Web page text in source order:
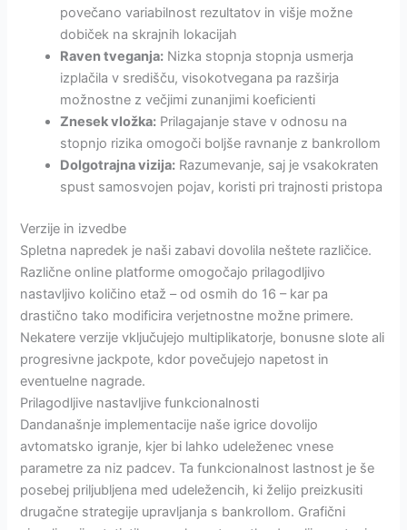
povečano variabilnost rezultatov in višje možne
dobiček na skrajnih lokacijah
Raven tveganja: Nizka stopnja stopnja usmerja
izplačila v središču, visokotvegana pa razširja
možnostne z večjimi zunanjimi koeficienti
Znesek vložka: Prilagajanje stave v odnosu na
stopnjo rizika omogoči boljše ravnanje z bankrollom
Dolgotrajna vizija: Razumevanje, saj je vsakokraten
spust samosvojen pojav, koristi pri trajnosti pristopa
Verzije in izvedbe
Spletna napredek je naši zabavi dovolila neštete različice.
Različne online platforme omogočajo prilagodljivo
nastavljivo količino etaž – od osmih do 16 – kar pa
drastično tako modificira verjetnostne možne primere.
Nekatere verzije vključujejo multiplikatorje, bonusne slote ali
progresivne jackpote, kdor povečujejo napetost in
eventuelne nagrade.
Prilagodljive nastavljive funkcionalnosti
Dandanašnje implementacije naše igrice dovolijo
avtomatsko igranje, kjer bi lahko udeleženec vnese
parametre za niz padcev. Ta funkcionalnost lastnost je še
posebej priljubljena med udeležencih, ki želijo preizkusiti
drugačne strategije upravljanja s bankrollom. Grafični